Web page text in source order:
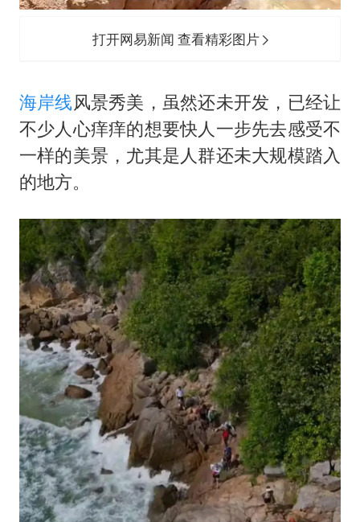
打开网易新闻 查看精彩图片
海岸线风景秀美，虽然还未开发，已经让
不少人心痒痒的想要快人一步先去感受不
一样的美景，尤其是人群还未大规模踏入
的地方。